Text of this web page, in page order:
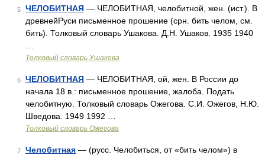
5 ЧЕЛОБИТНАЯ — ЧЕЛОБИТНАЯ, челобитной, жен. (ист.). В
древнейРуси письменное прошение (срн. бить челом, см.
бить). Толковый словарь Ушакова. Д.Н. Ушаков. 1935 1940
Толковый словарь Ушакова
6 ЧЕЛОБИТНАЯ — ЧЕЛОБИТНАЯ, ой, жен. В России до
начала 18 в.: письменное прошение, жалоба. Подать
челобитную. Толковый словарь Ожегова. С.И. Ожегов, Н.Ю.
Шведова. 1949 1992 …
Толковый словарь Ожегова
7 Челобитная — (русс. Челобиться, от «бить челом») в